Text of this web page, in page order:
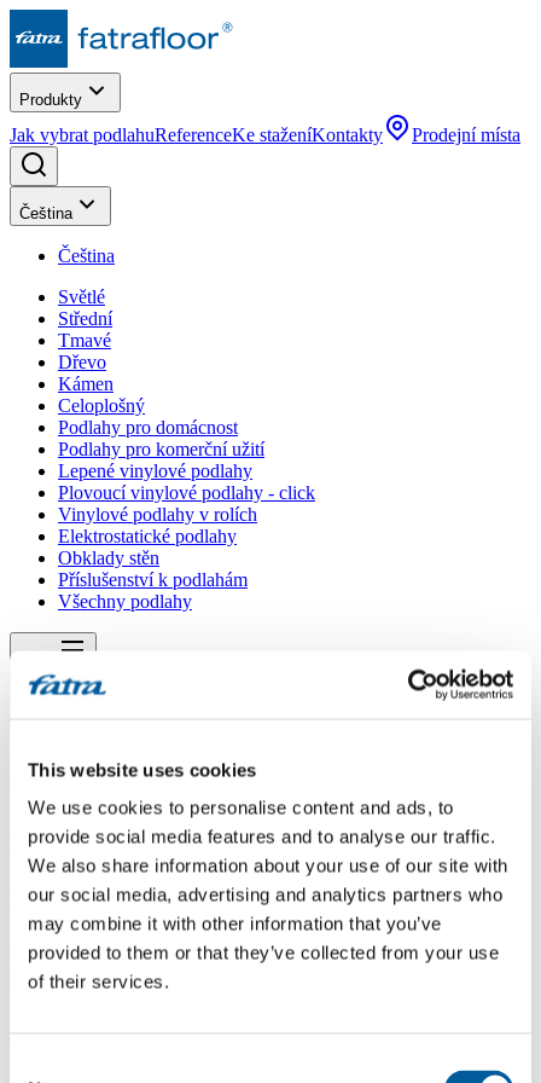
This website uses cookies
We use cookies to personalise content and ads, to
provide social media features and to analyse our traffic.
We also share information about your use of our site with
our social media, advertising and analytics partners who
may combine it with other information that you’ve
provided to them or that they’ve collected from your use
of their services.
Produkty
Jak vybrat podlahuReferenceKe staženíKontakty Prodejní místa
Čeština
Čeština
Světlé
Střední
Tmavé
Dřevo
Kámen
Celoplošný
Podlahy pro domácnost
Podlahy pro komerční užití
Lepené vinylové podlahy
Plovoucí vinylové podlahy - click
Vinylové podlahy v rolích
Elektrostatické podlahy
Obklady stěn
Příslušenství k podlahám
Všechny podlahy
Dotazy
Fatraclick
Dotaz
Dobrý den, budeme pokládat fatraclick do chodby a verandy, kde je
stará dlažba. Veranda je částečně nepodsklepená. Větší nerovnosti
vyrovnáme stěrkou. Můžeme pod fatraclick dát podložku Arbiton